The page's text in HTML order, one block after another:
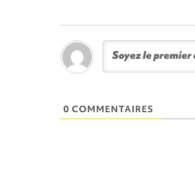
0 COMMENTAIRES